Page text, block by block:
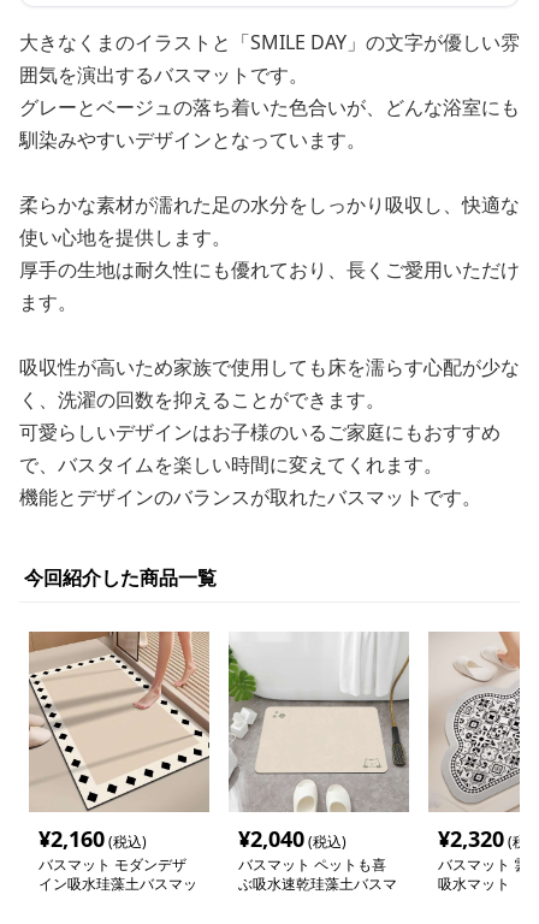
大きなくまのイラストと「SMILE DAY」の文字が優しい雰
囲気を演出するバスマットです。
グレーとベージュの落ち着いた色合いが、どんな浴室にも
馴染みやすいデザインとなっています。
柔らかな素材が濡れた足の水分をしっかり吸収し、快適な
使い心地を提供します。
厚手の生地は耐久性にも優れており、長くご愛用いただけ
ます。
吸収性が高いため家族で使用しても床を濡らす心配が少な
く、洗濯の回数を抑えることができます。
可愛らしいデザインはお子様のいるご家庭にもおすすめ
で、バスタイムを楽しい時間に変えてくれます。
機能とデザインのバランスが取れたバスマットです。
今回紹介した商品一覧
¥2,160(税込)
バスマット モダンデザ
イン吸水珪藻土バスマッ
¥2,040(税込)
バスマット ペットも喜
ぶ吸水速乾珪藻土バスマ
¥2,320(税
バスマット 雲
吸水マット